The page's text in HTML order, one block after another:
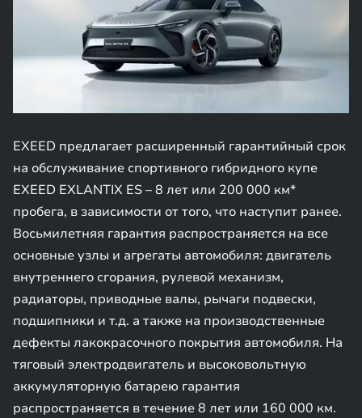
EXEED предлагает расширенный гарантийный срок
на обслуживание спортивного гибридного купе
EXEED EXLANTIX ES – 8 лет или 200 000 км*
пробега, в зависимости от того, что наступит ранее.
Восьмилетняя гарантия распространяется на все
основные узлы и агрегаты автомобиля: двигатель
внутреннего сгорания, рулевой механизм,
радиаторы, приводные валы, рычаги подвески,
подшипники и т.д. а также на производственные
дефекты лакокрасочного покрытия автомобиля. На
тяговый электродвигатель и высоковольтную
аккумуляторную батарею гарантия
распространяется в течение 8 лет или 160 000 км.